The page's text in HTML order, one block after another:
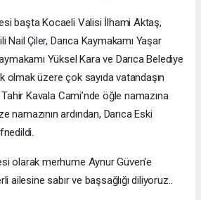
başta Kocaeli Valisi İlhami Aktaş,
Nail Çiler, Darıca Kaymakamı Yaşar
Yüksel Kara ve Darıca Belediye
olmak üzere çok sayıda vatandaşın
Tahir Kavala Cami’nde öğle namazına
namazının ardından, Darıca Eski
olarak merhume Aynur Güven'e
ailesine sabır ve başsağlığı diliyoruz..